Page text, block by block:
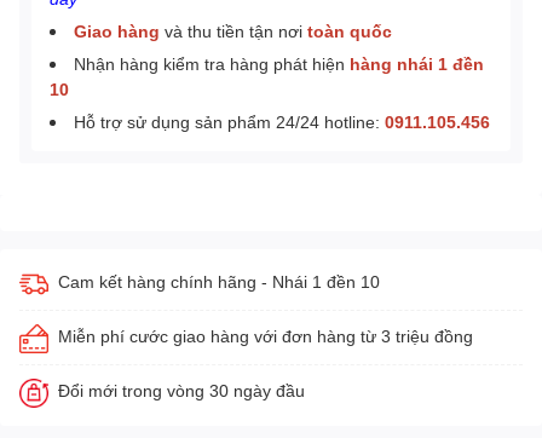
Giao hàng và thu tiền tận nơi toàn quốc
Nhận hàng kiểm tra hàng phát hiện hàng nhái 1 đền
10
Hỗ trợ sử dụng sản phẩm 24/24 hotline: 0911.105.456
Cam kết hàng chính hãng - Nhái 1 đền 10
Miễn phí cước giao hàng với đơn hàng từ 3 triệu đồng
Đổi mới trong vòng 30 ngày đầu